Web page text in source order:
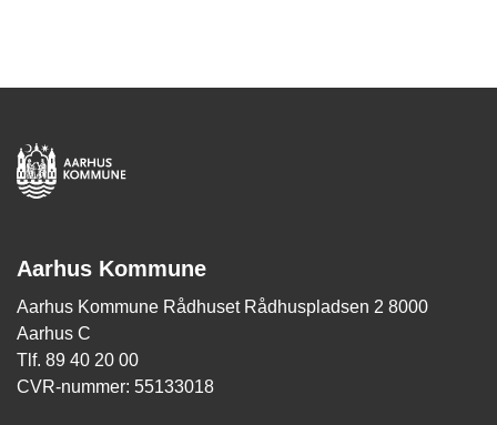
Aarhus Kommune
Aarhus Kommune Rådhuset Rådhuspladsen 2 8000
Aarhus C
Tlf. 89 40 20 00
CVR-nummer: 55133018